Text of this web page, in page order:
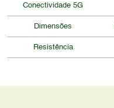
Conectividade 5G
Dimensões
Resistência